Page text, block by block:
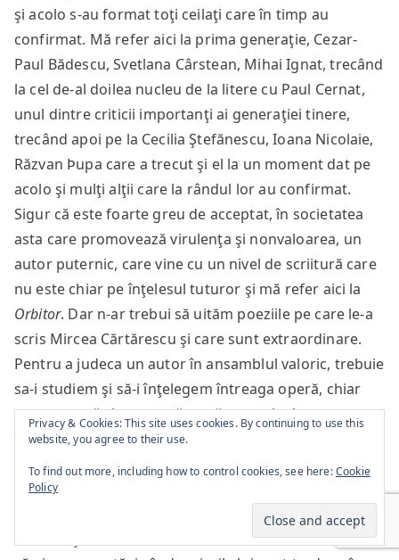
şi acolo s-au format toţi ceilaţi care în timp au
confirmat. Mă refer aici la prima generaţie, Cezar-
Paul Bădescu, Svetlana Cârstean, Mihai Ignat, trecând
la cel de-al doilea nucleu de la litere cu Paul Cernat,
unul dintre criticii importanţi ai generaţiei tinere,
trecând apoi pe la Cecilia Ştefănescu, Ioana Nicolaie,
Răzvan Þupa care a trecut şi el la un moment dat pe
acolo şi mulţi alţii care la rândul lor au confirmat.
Sigur că este foarte greu de acceptat, în societatea
asta care promovează virulenţa şi nonvaloarea, un
autor puternic, care vine cu un nivel de scriitură care
nu este chiar pe înţelesul tuturor şi mă refer aici la
Orbitor. Dar n-ar trebui să uităm poeziile pe care le-a
scris Mircea Cărtărescu şi care sunt extraordinare.
Pentru a judeca un autor în ansamblul valoric, trebuie
sa-i studiem şi să-i înţelegem întreaga operă, chiar
este o operă şi nu neapărat să ne oprim la ce a
însemnatLevantul, care este un monument fără
exagerare în literatura română contemporană, să
mergem mai departe să vedem ce s-a întâmplat cu
celelalte poezii, să trecem apoi prin proza cu care a
debutat şi care eu zic că a însemnat ceva –Travestişi
Privacy & Cookies: This site uses cookies. By continuing to use this
website, you agree to their use.
To find out more, including how to control cookies, see here:Cookie
Policy